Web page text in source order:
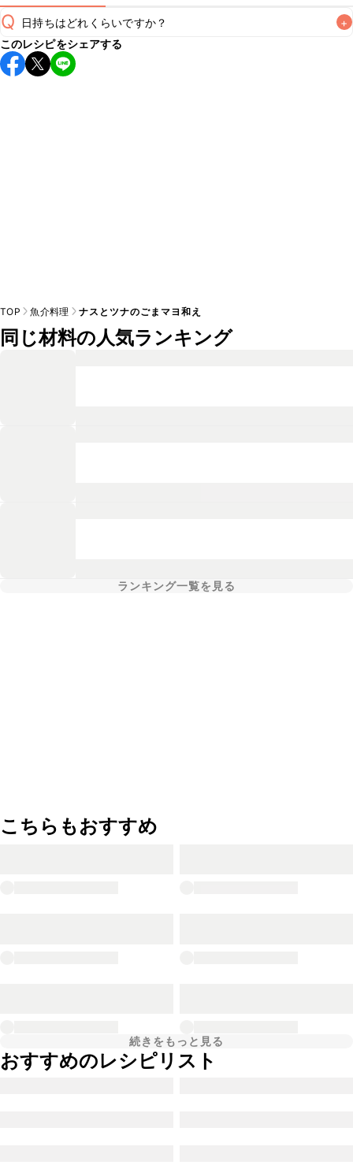
Q 日持ちはどれくらいですか？ +
保存期間は冷蔵で当日中が目安です。なるべくお早めにお召
し上がりください。
このレシピをシェアする
TOP 魚介料理 ナスとツナのごまマヨ和え
同じ材料の人気ランキング
ランキング一覧を見る
こちらもおすすめ
続きをもっと見る
おすすめのレシピリスト